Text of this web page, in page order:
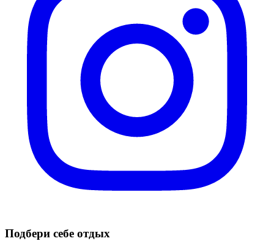
Подбери себе отдых